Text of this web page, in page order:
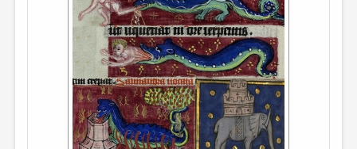
ОТДЕЛЫ И РУБРИКИ
ИЗБРАННОЕ
ДАЙДЖЕСТ
ПРОИЗВЕДЕНИЯ
ПЕРЕВОДЫ